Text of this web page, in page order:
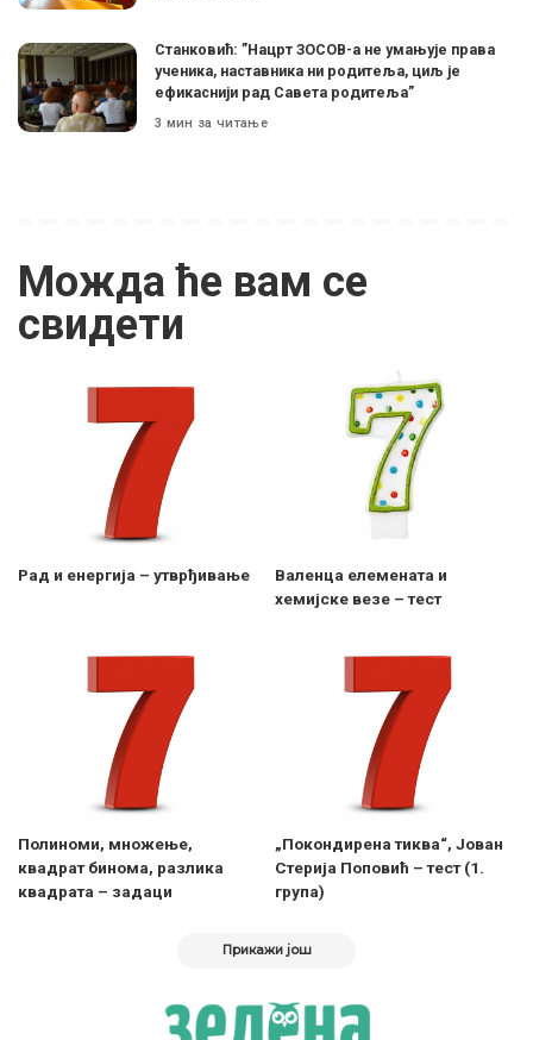
Станковић: ”Нацрт ЗОСОВ-а не умањује права
ученика, наставника ни родитеља, циљ је
ефикаснији рад Савета родитеља”
3 мин за читање
Можда ће вам се
свидети
Рад и енергија – утврђивање
Валенца елемената и
хемијске везе – тест
Полиноми, множење,
квадрат бинома, разлика
квадрата – задаци
„Покондирена тиква“, Јован
Стерија Поповић – тест (1.
група)
Прикажи још